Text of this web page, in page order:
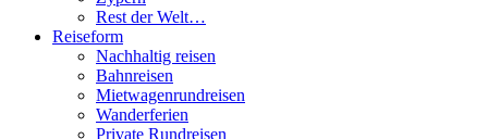
Rest der Welt…
Reiseform
Nachhaltig reisen
Bahnreisen
Mietwagenrundreisen
Wanderferien
Private Rundreisen